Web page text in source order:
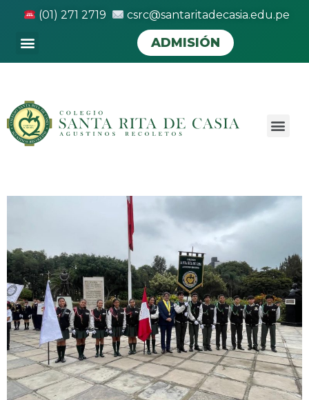
(01) 271 2719 csrc@santaritadecasia.edu.pe
ADMISIÓN